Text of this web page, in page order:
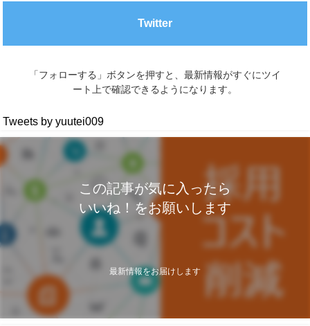
Twitter
「フォローする」ボタンを押すと、最新情報がすぐにツイ
ート上で確認できるようになります。
Tweets by yuutei009
この記事が気に入ったら
いいね！をお願いします
最新情報をお届けします